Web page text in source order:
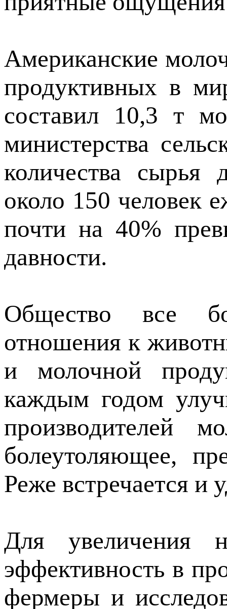
Американские
продуктивных в
составил 10,3 т
министерства
количества сырья
около 150 человек
почти на 40%
давности.
Общество все
отношения к
и молочной
каждым годом
производителей
болеутоляющее,
Реже встречается и
Для увеличения
эффективность в
фермеры и